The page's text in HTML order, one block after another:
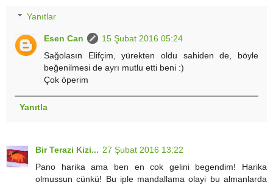
Yanıtlar
Esen Can
15 Şubat 2016 05:24
Sağolasın Elifçim, yürekten oldu sahiden de, böyle
beğenilmesi de ayrı mutlu etti beni :)
Çok öperim
Yanıtla
Bir Terazi Kizi... 27 Şubat 2016 13:22
Pano harika ama ben en cok gelini begendim! Harika
olmussun cünkü! Bu iple mandallama olayi bu almanlarda